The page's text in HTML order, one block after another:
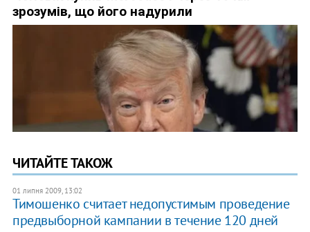
ЧИТАЙТЕ ТАКОЖ
01 липня 2009, 13:02
Тимошенко считает недопустимым проведение
предвыборной кампании в течение 120 дней